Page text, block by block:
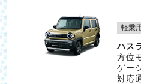
軽乗
ハス
方位
ゲー
対応